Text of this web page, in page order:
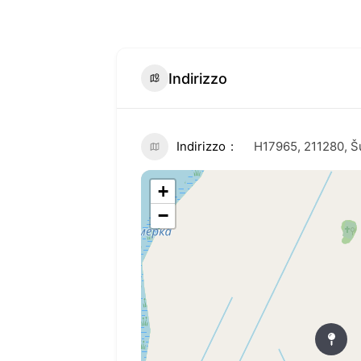
Indirizzo
Indirizzo Н17965, 211280,
+
−